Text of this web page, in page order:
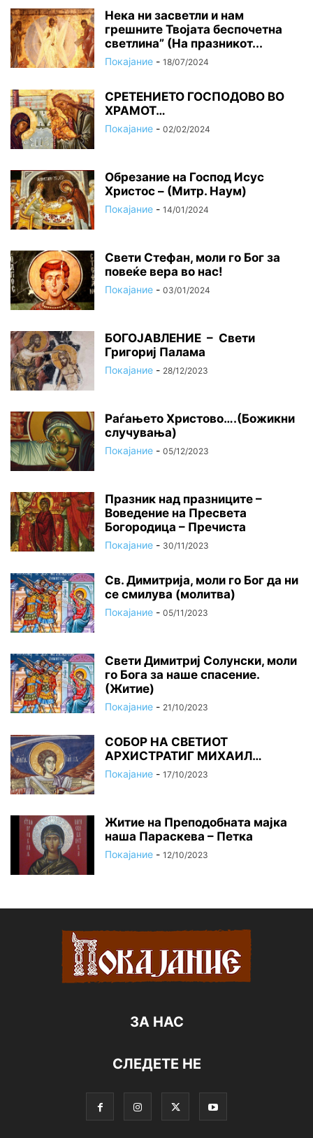
Нека ни засветли и нам
грешните Твојата беспочетна
светлина” (На празникот...
Покајание - 18/07/2024
СРЕТЕНИЕТО ГОСПОДОВО ВО
ХРАМОТ…
Покајание - 02/02/2024
Oбрезание на Господ Исус
Христос – (Митр. Наум)
Покајание - 14/01/2024
Свети Стефан, моли го Бог за
повеќе вера во нас!
Покајание - 03/01/2024
БОГОЈАВЛЕНИЕ – Свети
Григориј Палама
Покајание - 28/12/2023
Раѓањето Христово….(Божикни
случувања)
Покајание - 05/12/2023
Празник над празниците –
Вoвeдeниe на Прeсвeта
Бoгoрoдица – Пречиста
Покајание - 30/11/2023
Св. Димитрија, моли го Бог да ни
се смилува (молитва)
Покајание - 05/11/2023
Свети Димитриј Солунски, моли
го Бога за наше спасение.
(Житие)
Покајание - 21/10/2023
СОБОР НА СВЕТИОТ
АРХИСТРАТИГ МИХАИЛ…
Покајание - 17/10/2023
Житие на Преподобната мајка
наша Параскева – Петка
Покајание - 12/10/2023
ЗА НАС
СЛЕДЕТЕ НЕ